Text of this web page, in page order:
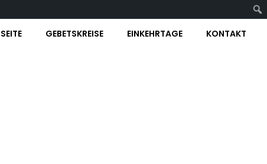
GEBETSKREISE EINKEHRTAGE KONTAKT